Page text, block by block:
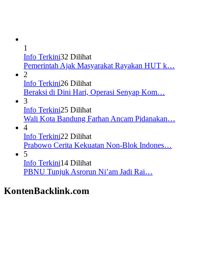
1
Info Terkini32 Dilihat
Pemerintah Ajak Masyarakat Rayakan HUT k…
2
Info Terkini26 Dilihat
Beraksi di Dini Hari, Operasi Senyap Kom…
3
Info Terkini25 Dilihat
Wali Kota Bandung Farhan Ancam Pidanakan…
4
Info Terkini22 Dilihat
Prabowo Cerita Kekuatan Non-Blok Indones…
5
Info Terkini14 Dilihat
PBNU Tunjuk Asrorun Ni’am Jadi Rai…
KontenBacklink.com